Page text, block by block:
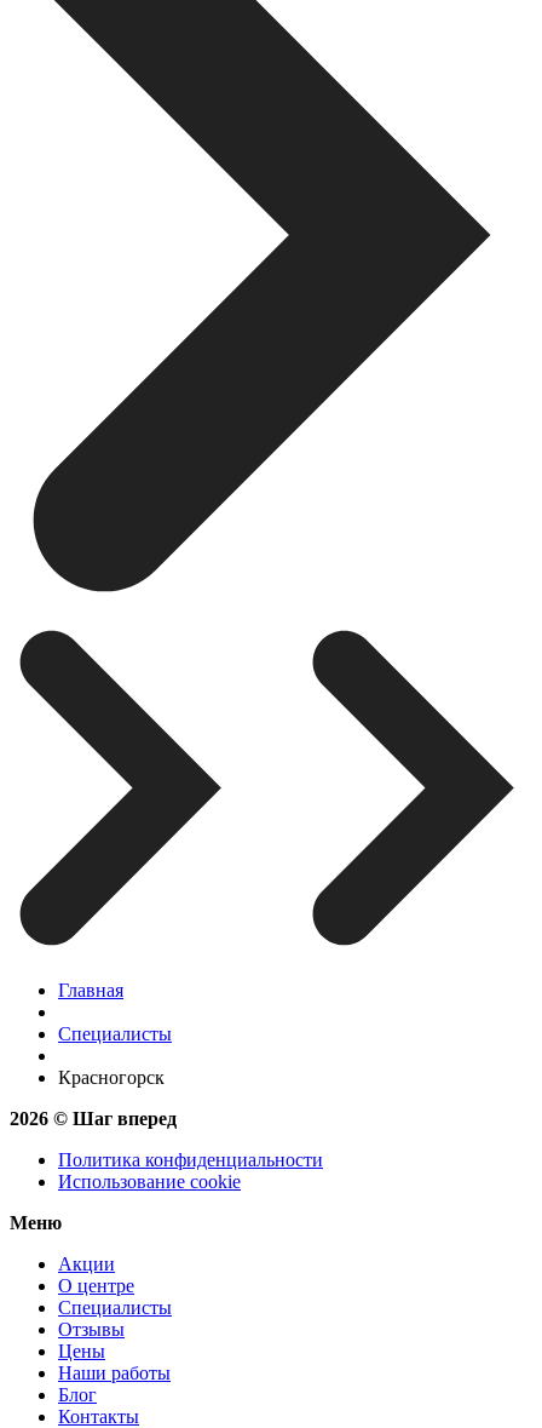
Главная
Специалисты
Красногорск
2026 © Шаг вперед
Политика конфиденциальности
Использование cookie
Меню
Акции
О центре
Специалисты
Отзывы
Цены
Наши работы
Блог
Контакты